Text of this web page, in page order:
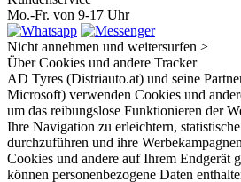
Mo.-Fr. von 9-17 Uhr
Nicht annehmen und weitersurfen >
Über Cookies und andere Tracker
AD Tyres (Distriauto.at) und seine
Microsoft) verwenden Cookies und
um das reibungslose Funktionieren der
Ihre Navigation zu erleichtern,
durchzuführen und ihre
Cookies und andere auf Ihrem Endgerät
können personenbezogene Daten